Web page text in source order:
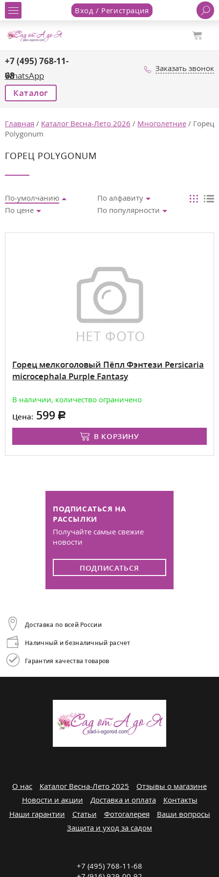
Вход / Регистрация
+7 (495) 768-11-
68
WhatsApp
Заказать звонок
Каталог
Главная / Каталог Весна-Лето 2026 / Многолетние / Горец
Polygonum
ГОРЕЦ POLYGONUM
По-умолчанию
По алфавиту
По цене
По популярности
Горец мелкоголовый Пёпл Фэнтези Persicaria
microcephala Purple Fantasy
В наличии, количество ограничено
Цена: 599
В КОРЗИНУ
ПОДПИСАТЬСЯ НА
РАССЫЛКИ
Получайте самые свежие
новости
ПОДПИСАТЬСЯ
Доставка по всей России
Наличный и безналичный расчет
Гарантия качества товаров
О нас Каталог Весна-Лето 2025
Отзывы о магазине
Новости и акции
Доставка и оплата
Контакты
Наши гарантии
Статьи Фотогалерея
Ваши вопросы
Защита и уход за садом
+7 (495) 768-11-68